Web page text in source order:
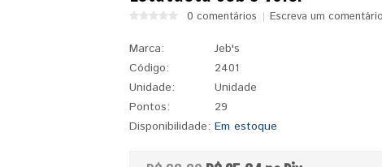
0 comentários Escreva um comentário
Marca:
Jeb's
Código:
2401
Unidade:
Unidade
Pontos:
29
Disponibilidade: Em estoque